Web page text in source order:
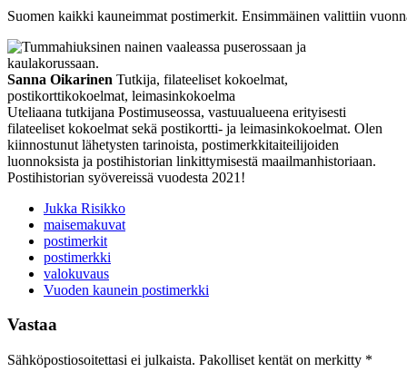
Suomen kaikki kauneimmat postimerkit. Ensimmäinen valittiin
Sanna Oikarinen Tutkija, filateeliset kokoelmat,
postikorttikokoelmat, leimasinkokoelma
Uteliaana tutkijana Postimuseossa, vastuualueena erityisesti
filateeliset kokoelmat sekä postikortti- ja leimasinkokoelmat. Olen
kiinnostunut lähetysten tarinoista, postimerkkitaiteilijoiden
luonnoksista ja postihistorian linkittymisestä maailmanhistoriaan.
Postihistorian syövereissä vuodesta 2021!
Jukka Risikko
maisemakuvat
postimerkit
postimerkki
valokuvaus
Vuoden kaunein postimerkki
Vastaa
Sähköpostiosoitettasi ei julkaista. Pakolliset kentät on merkitty *